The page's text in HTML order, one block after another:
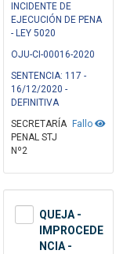
INCIDENTE DE
EJECUCIÓN DE PENA
- LEY 5020
OJU-CI-00016-2020
SENTENCIA: 117 -
16/12/2020 -
DEFINITIVA
Fallo
SECRETARÍA
PENAL STJ
Nº2
QUEJA -
IMPROCEDE
NCIA -